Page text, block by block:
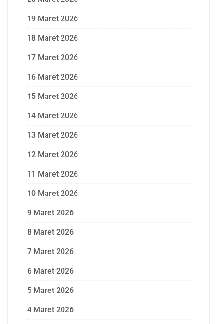
19 Maret 2026
18 Maret 2026
17 Maret 2026
16 Maret 2026
15 Maret 2026
14 Maret 2026
13 Maret 2026
12 Maret 2026
11 Maret 2026
10 Maret 2026
9 Maret 2026
8 Maret 2026
7 Maret 2026
6 Maret 2026
5 Maret 2026
4 Maret 2026